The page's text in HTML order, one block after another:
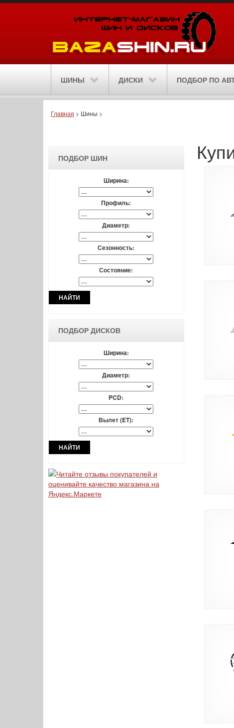
ШИНЫ ДИСКИ ПОДБОР ПО
Главная > Шины >
ПОДБОР ШИН
Ширина:
Профиль:
Диаметр:
Сезонность:
Состояние:
НАЙТИ
ПОДБОР ДИСКОВ
Ширина:
Диаметр:
PCD:
Вылет (ET):
НАЙТИ